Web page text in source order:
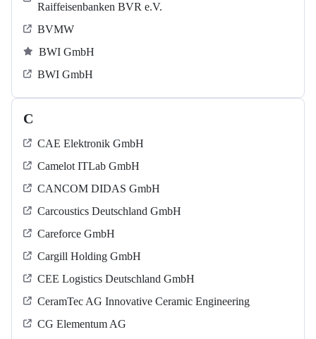
Raiffeisenbanken BVR e.V.
BVMW
BWI GmbH
BWI GmbH
C
CAE Elektronik GmbH
Camelot ITLab GmbH
CANCOM DIDAS GmbH
Carcoustics Deutschland GmbH
Careforce GmbH
Cargill Holding GmbH
CEE Logistics Deutschland GmbH
CeramTec AG Innovative Ceramic Engineering
CG Elementum AG